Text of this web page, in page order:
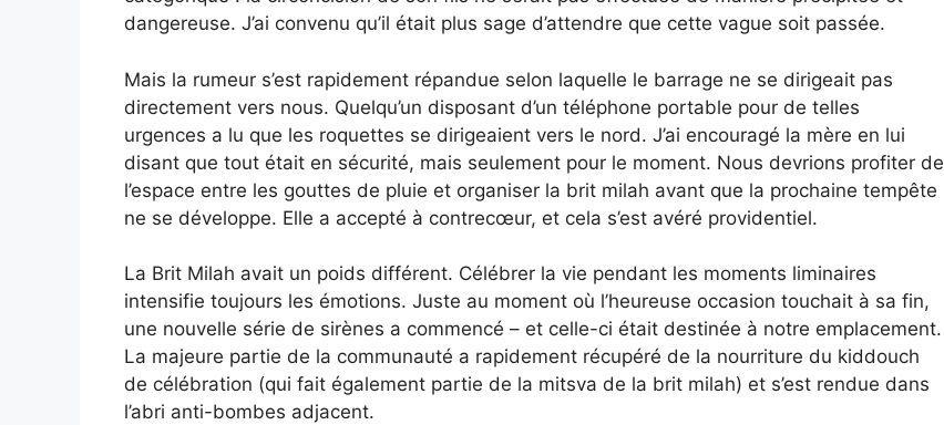
dangereuse. J’ai convenu qu’il était plus sage d’attendre que cette vague soit passée.
Mais la rumeur s’est rapidement répandue selon laquelle le barrage ne se dirigeait pas
directement vers nous. Quelqu’un disposant d’un téléphone portable pour de telles
urgences a lu que les roquettes se dirigeaient vers le nord. J’ai encouragé la mère en lui
disant que tout était en sécurité, mais seulement pour le moment. Nous devrions profiter de
l’espace entre les gouttes de pluie et organiser la brit milah avant que la prochaine tempête
ne se développe. Elle a accepté à contrecœur, et cela s’est avéré providentiel.
La Brit Milah avait un poids différent. Célébrer la vie pendant les moments liminaires
intensifie toujours les émotions. Juste au moment où l’heureuse occasion touchait à sa fin,
une nouvelle série de sirènes a commencé – et celle-ci était destinée à notre emplacement.
La majeure partie de la communauté a rapidement récupéré de la nourriture du kiddouch
de célébration (qui fait également partie de la mitsva de la brit milah) et s’est rendue dans
l’abri anti-bombes adjacent.